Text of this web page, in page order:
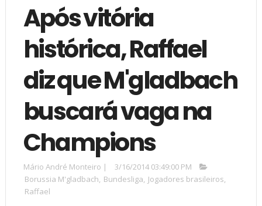
Após vitória
histórica, Raffael
diz que M'gladbach
buscará vaga na
Champions
Mário André Monteiro |
3/16/2014 03:49:00 PM
Borussia M'gladbach, Bundesliga, Jogadores brasileiros,
Raffael